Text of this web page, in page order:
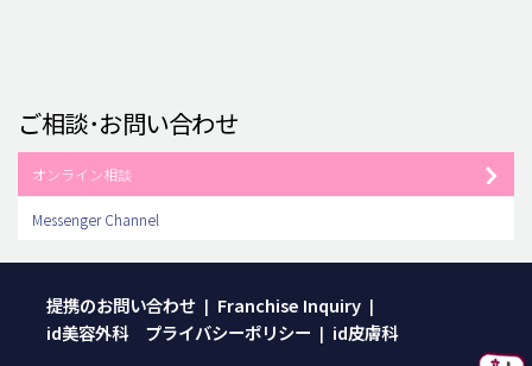
ご相談･お問い合わせ
オンライン相談
Messenger Channel
提携のお問い合わせ | Franchise Inquiry |
id美容外科 プライバシーポリシー | id皮膚科